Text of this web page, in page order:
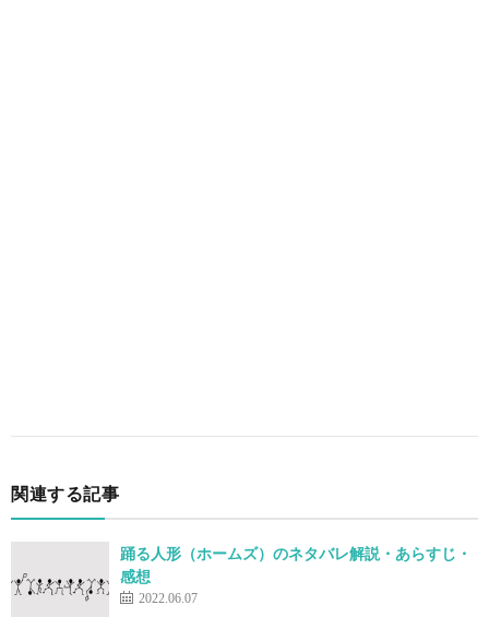
関連する記事
踊る人形（ホームズ）のネタバレ解説・あらすじ・
感想
2022.06.07